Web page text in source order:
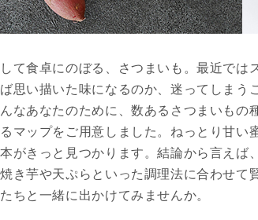
て食卓にのぼる、さつまいも。最近では
思い描いた味になるのか、迷ってしま
なあなたのために、数あるさつまいもの
マップをご用意しました。ねっとり甘い
がきっと見つかります。結論から言えば
き芋や天ぷらといった調理法に合わせ
ちと一緒に出かけてみませんか。